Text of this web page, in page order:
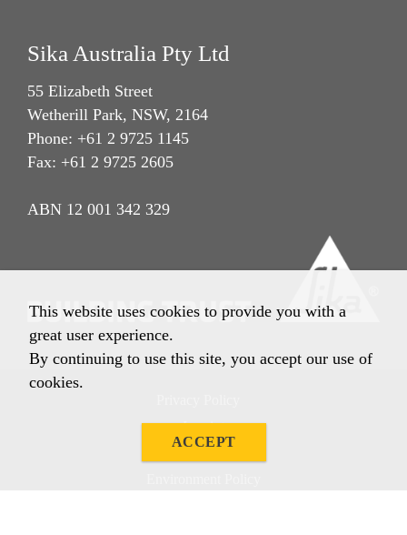
Sika Australia Pty Ltd
55 Elizabeth Street
Wetherill Park, NSW, 2164
Phone: +61 2 9725 1145
Fax: +61 2 9725 2605
ABN 12 001 342 329
Imprint
This website uses cookies to provide you with a
great user experience.
By continuing to use this site, you accept our use of
cookies.
ACCEPT